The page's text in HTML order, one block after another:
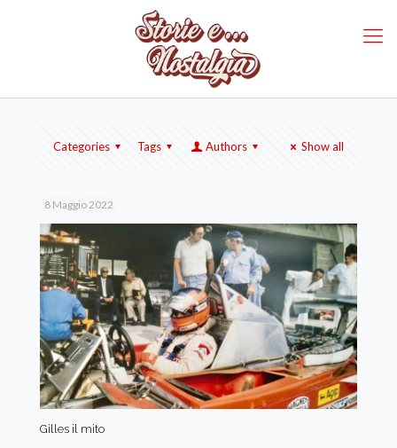
Categories Tags Authors Show all
8 Maggio 2022
Gilles il mito